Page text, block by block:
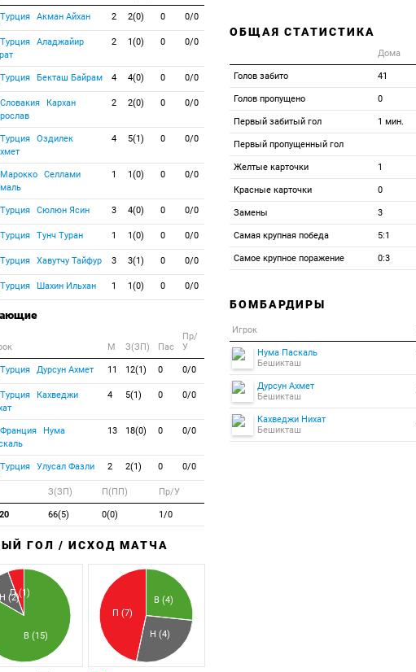
Акман Айхан 2 2(0) 0 0/0
Аладжайир
2 1(0) 0 0/0
Бекташ Байрам 4 4(0) 0 0/0
Кархан
2 2(0) 0 0/0
Оздилек
4 5(1) 0 0/0
Селлами
1 1(0) 0 0/0
Сюлюн Ясин 3 4(0) 0 0/0
Тунч Туран 1 1(0) 0 0/0
Хавутчу Тайфур 3 3(1) 0 0/0
Шахин Ильхан 1 1(0) 0 0/0
M З(ЗП) Пас
Пр/
У
Дурсун Ахмет 11 12(1) 0 0/0
Кахведжи
4 5(1) 0 0/0
Нума
13 18(0) 0 0/0
Улусал Фазли 2 2(1) 0 0/0
З(ЗП) П(ПП) Пр/У
66(5) 0(0) 1/0
ГОЛ / ИСХОД МАТЧА
В (15)
Н (2)П (1)
В (4)
Н (4)
П (7)
ОБЩАЯ СТАТИСТИКА
Дома
Голов забито 41
Голов пропущено 0
Первый забитый гол 1 мин.
Первый пропущенный гол
Желтые карточки 1
Красные карточки 0
Замены 3
Самая крупная победа 5:1
Самое крупное поражение 0:3
БОМБАРДИРЫ
Игрок
Нума Паскаль
Бешикташ
Дурсун Ахмет
Бешикташ
Кахведжи Нихат
Бешикташ